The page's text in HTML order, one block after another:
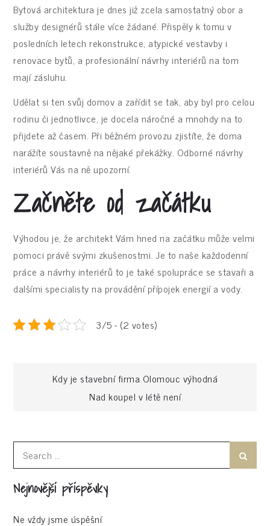
Bytová architektura je dnes již zcela samostatný obor a
služby designérů stále více žádané. Přispěly k tomu v
posledních letech rekonstrukce, atypické vestavby i
renovace bytů, a profesionální návrhy interiérů na tom
mají zásluhu.
Udělat si ten svůj domov a zařídit se tak, aby byl pro celou
rodinu či jednotlivce, je docela náročné a mnohdy na to
přijdete až časem. Při běžném provozu zjistíte, že doma
narážíte soustavně na nějaké překážky. Odborné návrhy
interiérů Vás na ně upozorní.
Začněte od začátku
Výhodou je, že architekt Vám hned na začátku může velmi
pomoci právě svými zkušenostmi. Je to naše každodenní
práce a návrhy interiérů to je také spolupráce se stavaři a
dalšími specialisty na provádění přípojek energií a vody.
3/5 - (2 votes)
Navigace
příspěvek
Kdy je stavební firma Olomouc výhodná
Nad koupel v létě není
for:
Nejnovější příspěvky
Ne vždy jsme úspěšní